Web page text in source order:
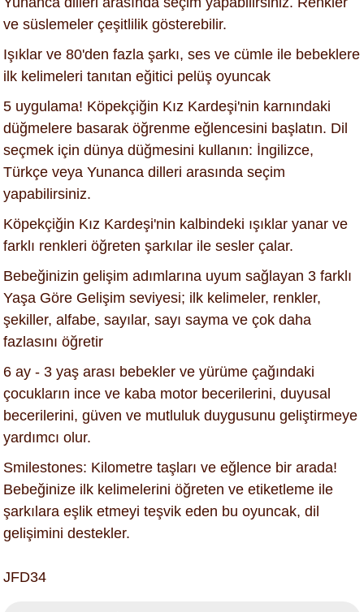
ve süslemeler çeşitlilik gösterebilir.
Işıklar ve 80'den fazla şarkı, ses ve cümle ile bebeklere
ilk kelimeleri tanıtan eğitici pelüş oyuncak
5 uygulama! Köpekçiğin Kız Kardeşi'nin karnındaki
düğmelere basarak öğrenme eğlencesini başlatın. Dil
seçmek için dünya düğmesini kullanın: İngilizce,
Türkçe veya Yunanca dilleri arasında seçim
yapabilirsiniz.
Köpekçiğin Kız Kardeşi'nin kalbindeki ışıklar yanar ve
farklı renkleri öğreten şarkılar ile sesler çalar.
Bebeğinizin gelişim adımlarına uyum sağlayan 3 farklı
Yaşa Göre Gelişim seviyesi; ilk kelimeler, renkler,
şekiller, alfabe, sayılar, sayı sayma ve çok daha
fazlasını öğretir
6 ay - 3 yaş arası bebekler ve yürüme çağındaki
çocukların ince ve kaba motor becerilerini, duyusal
becerilerini, güven ve mutluluk duygusunu geliştirmeye
yardımcı olur.
Smilestones: Kilometre taşları ve eğlence bir arada!
Bebeğinize ilk kelimelerini öğreten ve etiketleme ile
şarkılara eşlik etmeyi teşvik eden bu oyuncak, dil
gelişimini destekler.
JFD34